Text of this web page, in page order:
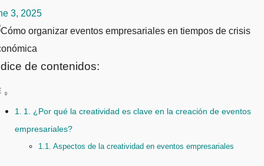
3, 2025
de contenidos:
1. ¿Por qué la creatividad es clave en la creación de eventos
empresariales?
Aspectos de la creatividad en eventos empresariales